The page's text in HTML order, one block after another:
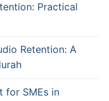
Practical
Retention: A
for SMEs in